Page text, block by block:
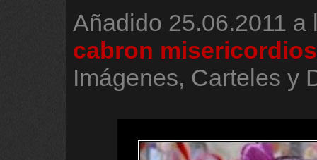
Añadido 25.06.2011 a
cabron
Imágenes, Carteles y